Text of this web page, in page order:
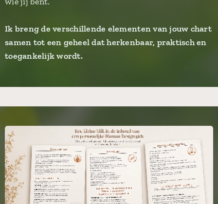
Ik breng de verschillende elementen van jouw chart
samen tot een geheel dat herkenbaar, praktisch en
toegankelijk wordt.